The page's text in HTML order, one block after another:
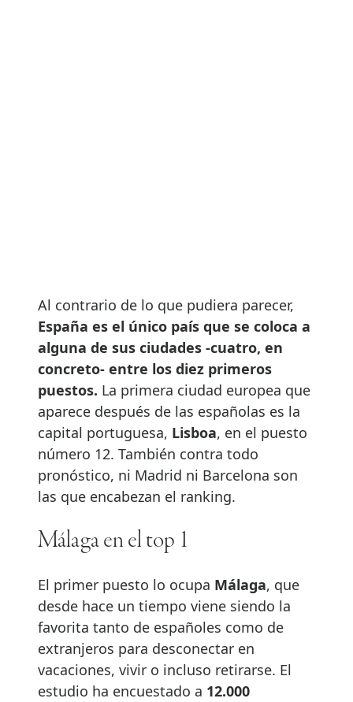
Al contrario de lo que pudiera parecer,
España es el único país que se coloca a
alguna de sus ciudades -cuatro, en
concreto- entre los diez primeros
puestos. La primera ciudad europea que
aparece después de las españolas es la
capital portuguesa, Lisboa, en el puesto
número 12. También contra todo
pronóstico, ni Madrid ni Barcelona son
las que encabezan el ranking.
Málaga en el top 1
El primer puesto lo ocupa Málaga, que
desde hace un tiempo viene siendo la
favorita tanto de españoles como de
extranjeros para desconectar en
vacaciones, vivir o incluso retirarse. El
estudio ha encuestado a 12.000